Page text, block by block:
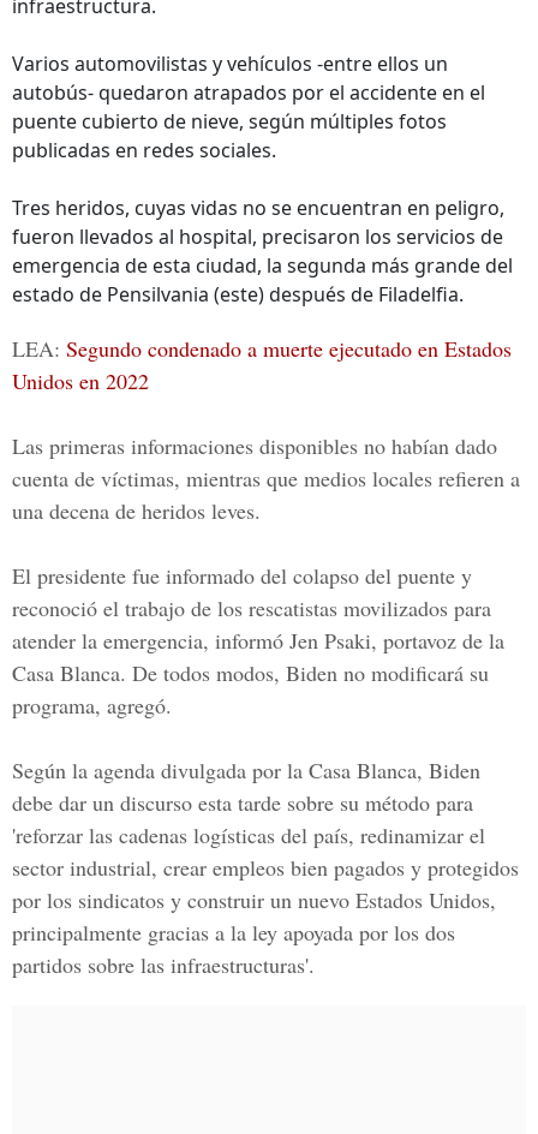
infraestructura.
Varios automovilistas y vehículos -entre ellos un
autobús- quedaron atrapados por el accidente en el
puente cubierto de nieve, según múltiples fotos
publicadas en redes sociales.
Tres heridos, cuyas vidas no se encuentran en peligro,
fueron llevados al hospital, precisaron los servicios de
emergencia de esta ciudad, la segunda más grande del
estado de Pensilvania (este) después de Filadelfia.
LEA: Segundo condenado a muerte ejecutado en Estados
Unidos en 2022
Las primeras informaciones disponibles no habían dado
cuenta de víctimas, mientras que medios locales refieren a
una decena de heridos leves.
El presidente fue informado del colapso del puente y
reconoció el trabajo de los rescatistas movilizados para
atender la emergencia, informó Jen Psaki, portavoz de la
Casa Blanca. De todos modos, Biden no modificará su
programa, agregó.
Según la agenda divulgada por la Casa Blanca, Biden
debe dar un discurso esta tarde sobre su método para
'reforzar las cadenas logísticas del país, redinamizar el
sector industrial, crear empleos bien pagados y protegidos
por los sindicatos y construir un nuevo Estados Unidos,
principalmente gracias a la ley apoyada por los dos
partidos sobre las infraestructuras'.